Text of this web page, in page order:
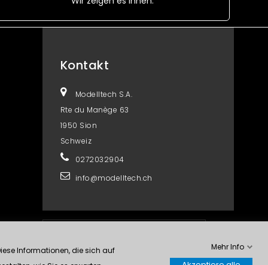
Kontakt
Modelltech S.A.
Rte du Manège 63
1950 Sion
Schweiz
0272032904
info@modelltech.ch
Informationen, die sich auf
Mehr Info